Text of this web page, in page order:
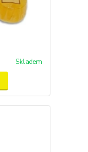
Skladem